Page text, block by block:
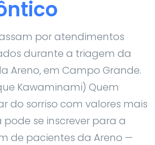
por atendimentos
durante a triagem da
Areno, em Campo Grande.
Kawaminami) Quem
do sorriso com valores mais
pode se inscrever para a
de pacientes da Areno —